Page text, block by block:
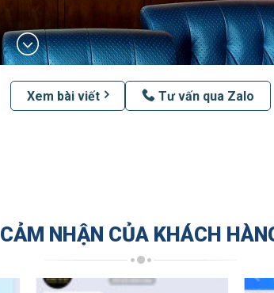
Xem bài viết Tư vấn qua Zalo
CẢM NHẬN CỦA KHÁCH